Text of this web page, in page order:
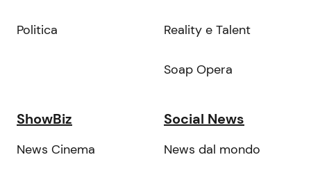
Politica Reality e Talent
Soap Opera
ShowBiz
News Cinema
Social News
News dal mondo